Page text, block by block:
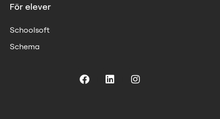
För elever
Schoolsoft
Schema